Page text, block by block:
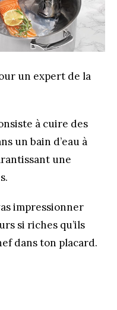
un expert de la
à cuire des
un bain d’eau à
une
impressionner
si riches qu’ils
dans ton placard.